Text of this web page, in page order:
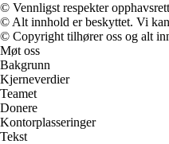
© Vennligst respekter
© Alt innhold er beskyttet. Vi
© Copyright tilhører oss og alt
Møt oss
Bakgrunn
Kjerneverdier
Teamet
Donere
Kontorplasseringer
Tekst